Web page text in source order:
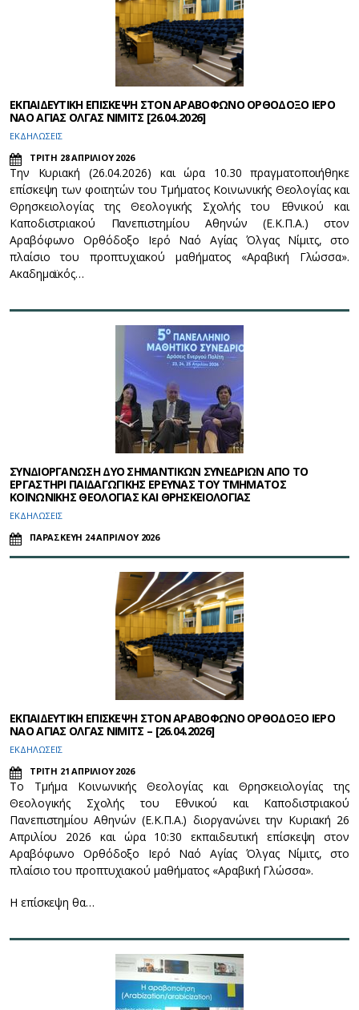
ΕΚΠΑΙΔΕΥΤΙΚΗ ΕΠΙΣΚΕΨΗ ΣΤΟΝ ΑΡΑΒΟΦΩΝΟ ΟΡΘΟΔΟΞΟ ΙΕΡΟ
ΝΑΟ ΑΓΙΑΣ ΟΛΓΑΣ ΝΙΜΙΤΣ [26.04.2026]
ΕΚΔΗΛΩΣΕΙΣ
ΤΡΙΤΗ 28 ΑΠΡΙΛΙΟΥ 2026
Την Κυριακή (26.04.2026) και ώρα 10.30 πραγματοποιήθηκε
επίσκεψη των φοιτητών του Τμήματος Κοινωνικής Θεολογίας και
Θρησκειολογίας της Θεολογικής Σχολής του Εθνικού και
Καποδιστριακού Πανεπιστημίου Αθηνών (Ε.Κ.Π.Α.) στον
Αραβόφωνο Ορθόδοξο Ιερό Ναό Αγίας Όλγας Νίμιτς, στο
πλαίσιο του προπτυχιακού μαθήματος «Αραβική Γλώσσα».
Ακαδημαϊκός…
ΣΥΝΔΙΟΡΓΑΝΩΣΗ ΔΥΟ ΣΗΜΑΝΤΙΚΩΝ ΣΥΝΕΔΡΙΩΝ ΑΠΟ ΤΟ
ΕΡΓΑΣΤΗΡΙ ΠΑΙΔΑΓΩΓΙΚΗΣ ΕΡΕΥΝΑΣ ΤΟΥ ΤΜΗΜΑΤΟΣ
ΚΟΙΝΩΝΙΚΗΣ ΘΕΟΛΟΓΙΑΣ ΚΑΙ ΘΡΗΣΚΕΙΟΛΟΓΙΑΣ
ΕΚΔΗΛΩΣΕΙΣ
ΠΑΡΑΣΚΕΥΗ 24 ΑΠΡΙΛΙΟΥ 2026
ΕΚΠΑΙΔΕΥΤΙΚΗ ΕΠΙΣΚΕΨΗ ΣΤΟΝ ΑΡΑΒΟΦΩΝΟ ΟΡΘΟΔΟΞΟ ΙΕΡΟ
ΝΑΟ ΑΓΙΑΣ ΟΛΓΑΣ ΝΙΜΙΤΣ – [26.04.2026]
ΕΚΔΗΛΩΣΕΙΣ
ΤΡΙΤΗ 21 ΑΠΡΙΛΙΟΥ 2026
Το Τμήμα Κοινωνικής Θεολογίας και Θρησκειολογίας της
Θεολογικής Σχολής του Εθνικού και Καποδιστριακού
Πανεπιστημίου Αθηνών (Ε.Κ.Π.Α.) διοργανώνει την Κυριακή 26
Απριλίου 2026 και ώρα 10:30 εκπαιδευτική επίσκεψη στον
Αραβόφωνο Ορθόδοξο Ιερό Ναό Αγίας Όλγας Νίμιτς, στο
πλαίσιο του προπτυχιακού μαθήματος «Αραβική Γλώσσα».
Η επίσκεψη θα…